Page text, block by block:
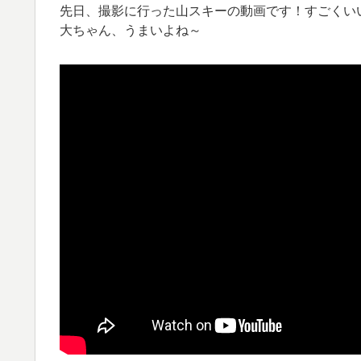
先日、撮影に行った山スキーの動画です！すごくい
大ちゃん、うまいよね～